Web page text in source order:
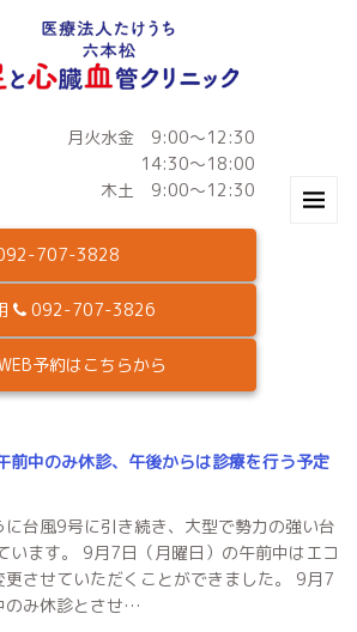
月火水金 9:00～12:30
14:30～18:00
木土 9:00～12:30
707-3828
092-707-3826
予約はこちらから
前中のみ休診、午後からは診療を行う予定
台風9号に引き続き、大型で勢力の強い台
います。 9月7日（月曜日）の午前中はエコ
させていただくことができました。 9月7
のみ休診とさせ…